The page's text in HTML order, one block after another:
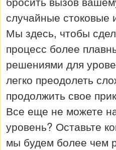
случайные стоковые
Мы здесь, чтобы
процесс более
решениями для
легко преодолеть
продолжить свое
Все еще не можете
уровень? Оставьте
мы будем более чем